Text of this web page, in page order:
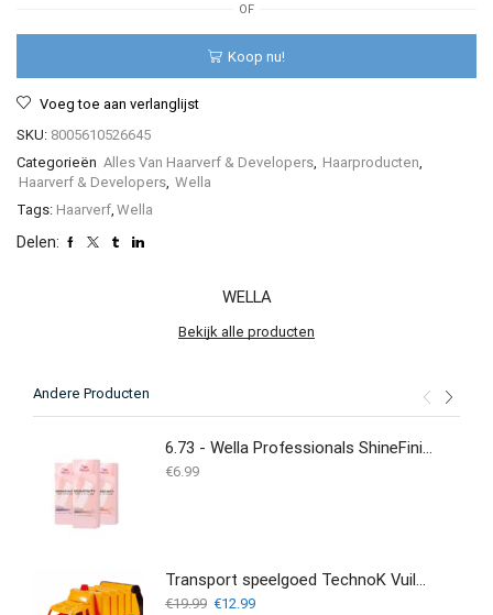
Touch
-
WooCommerce)
OF
Koop nu!
Voeg toe aan verlanglijst
SKU: 8005610526645
Categorieën Alles Van Haarverf & Developers, Haarproducten,
Haarverf & Developers, Wella
Tags: Haarverf, Wella
Delen:
WELLA
Bekijk alle producten
Andere Producten
6.73 - Wella Professionals ShineFinity - 60ml
€6.99
Transport speelgoed TechnoK Vuilniswagen (1752)
€19.99 Oorspronkelijke
€12.99Huidige